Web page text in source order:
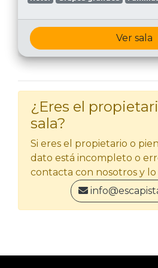
Ver sala
¿Eres el
sala?
Si eres el propietario o
dato está incompleto o
contacta con nosotros y